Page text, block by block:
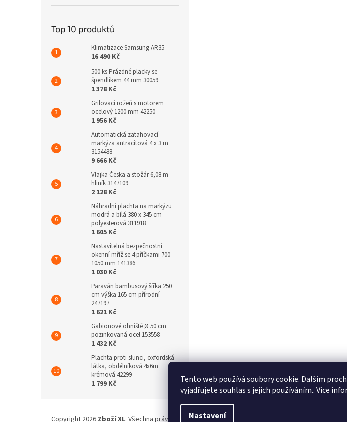
Tento web používá soubory cookie. Dalším
vyjadřujete souhlas s jejich používáním.. Více
Nastavení
Top 10 produktů
Klimatizace Samsung AR35
16 490 Kč
500 ks Prázdné placky se
špendlíkem 44 mm 30059
1 378 Kč
Grilovací rožeň s motorem
ocelový 1200 mm 42250
1 956 Kč
Automatická zatahovací
markýza antracitová 4 x 3 m
3154488
9 666 Kč
Vlajka Česka a stožár 6,08 m
hliník 3147109
2 128 Kč
Náhradní plachta na markýzu
modrá a bílá 380 x 345 cm
polyesterová 311918
1 605 Kč
Nastavitelná bezpečnostní
okenní mříž se 4 příčkami 700–
1050 mm 141386
1 030 Kč
Paraván bambusový šířka 250
cm výška 165 cm přírodní
247197
1 621 Kč
Gabionové ohniště Ø 50 cm
pozinkovaná ocel 153558
1 432 Kč
Plachta proti slunci, oxfordská
látka, obdélníková 4x6m
krémová 42299
1 799 Kč
Copyright 2026 Zboží XL. Všechna práva vyhrazena.